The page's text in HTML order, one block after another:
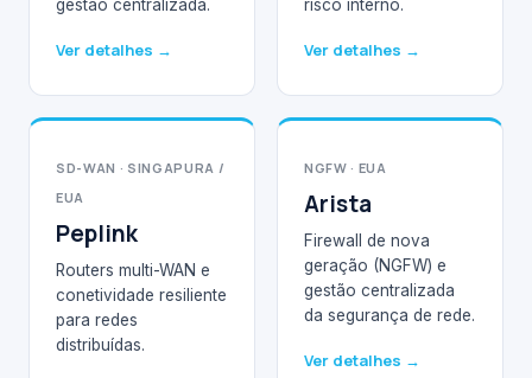
gestão centralizada.
Ver detalhes →
risco interno.
Ver detalhes →
SD-WAN · SINGAPURA /
EUA
Peplink
Routers multi-WAN e
conetividade resiliente
para redes
distribuídas.
NGFW · EUA
Arista
Firewall de nova
geração (NGFW) e
gestão centralizada
da segurança de rede.
Ver detalhes →